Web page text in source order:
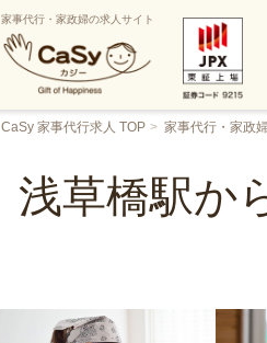
家事代行・家政婦の求人サイト
CaSy 家事代行求人 TOP 家事代行・家政
浅草橋駅か